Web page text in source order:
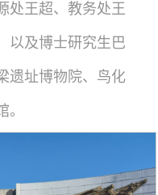
处王超、教务处王
以及博士研究生巴
遗址博物院、鸟化